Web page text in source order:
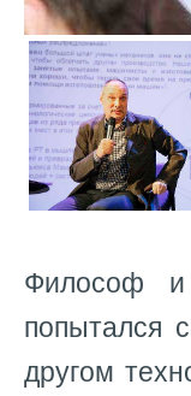
Философ и
попытался
другом